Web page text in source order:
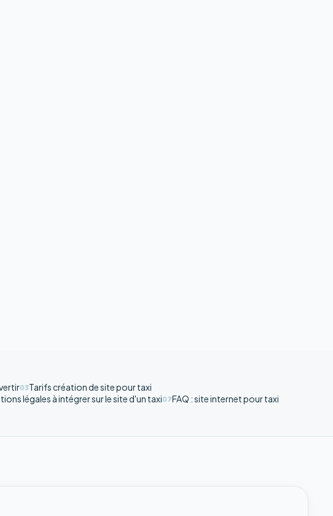
03Tarifs création de site pour taxi
légales à intégrer sur le site d'un taxi07FAQ : site internet pour taxi